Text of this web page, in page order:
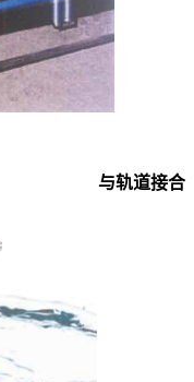
与轨道接合